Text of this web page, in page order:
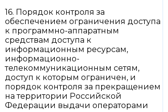
16. Порядок контроля за
обеспечением ограничения доступа
к программно-аппаратным
средствам доступа к
информационным ресурсам,
информационно-
телекоммуникационным сетям,
доступ к которым ограничен, и
порядок контроля за прекращением
на территории Российской
Федерации выдачи операторами